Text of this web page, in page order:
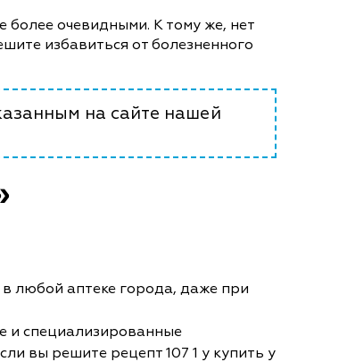
более очевидными. К тому же, нет
избавиться от болезненного
на сайте нашей
любой аптеке города, даже при
и специализированные
вы решите рецепт 107 1 у купить у